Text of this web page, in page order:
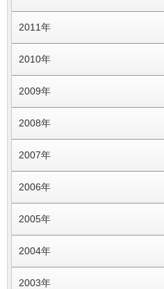
2011年
2010年
2009年
2008年
2007年
2006年
2005年
2004年
2003年